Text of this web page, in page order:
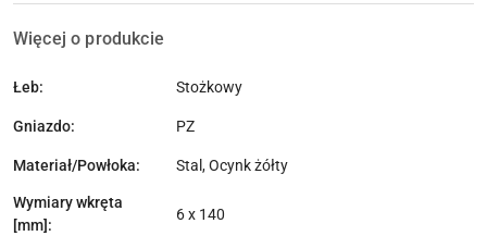
Więcej o produkcie
Łeb: Stożkowy
Gniazdo: PZ
Materiał/Powłoka: Stal, Ocynk żółty
Wymiary wkręta
[mm]:
6 x 140